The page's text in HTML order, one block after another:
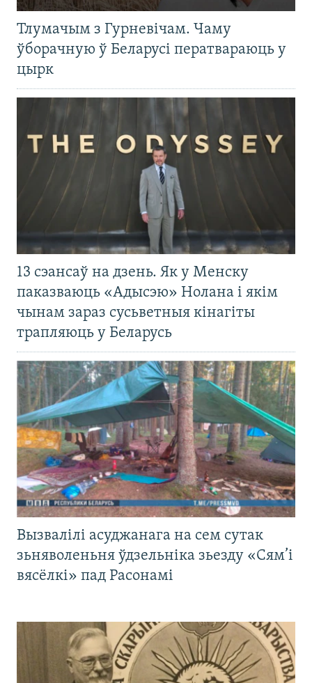
Тлумачым з Гурневічам. Чаму
ўборачную ў Беларусі ператвараюць у
цырк
13 сэансаў на дзень. Як у Менску
паказваюць «Адысэю» Нолана і якім
чынам зараз сусьветныя кінагіты
трапляюць у Беларусь
Вызвалілі асуджанага на сем сутак
зьняволеньня ўдзельніка зьезду «Сям’і
вясёлкі» пад Расонамі